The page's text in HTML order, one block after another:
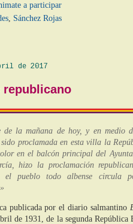
a participar
, Sánchez Rojas
de 2017
de la mañana de hoy, y en medio
proclamada en esta villa la
en el balcón principal del
hizo la proclamación
el pueblo todo albense circula
publicada por el diario salmantino
de 1931, de la segunda